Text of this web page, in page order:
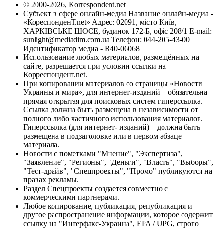
© 2000-2026, Korrespondent.net
Субъект в сфере онлайн-медиа Название онлайн-медиа -
«КореспонденТ.net» Адрес: 02091, місто Київ,
ХАРКІВСЬКЕ ШОСЕ, будинок 172-Б, офіс 208/1 E-mail:
sunlight@mediadim.com.ua Телефон: 044-205-43-00
Идентификатор медиа - R40-06068
Использование любых материалов, размещённых на
сайте, разрешается при условии ссылки на
Корреспондент.net.
При копировании материалов со страницы «Новости
Украины и мира», для интернет-изданий – обязательна
прямая открытая для поисковых систем гиперссылка.
Ссылка должна быть размещена в независимости от
полного либо частичного использования материалов.
Гиперссылка (для интернет- изданий) – должна быть
размещена в подзаголовке или в первом абзаце
материала.
Новости с пометками "Мнение", "Экспертиза",
"Заявление", "Регионы", "Деньги", "Власть", "Выборы",
"Тест-драйв", "Спецпроекты", "Промо" публикуются на
правах рекламы.
Раздел Спецпроекты создается совместно с
коммерческими партнерами.
Любое копирование, публикация, републикация и
другое распространение информации, которое содержит
ссылку на "Интерфакс-Украина", EPA / UPG, строго